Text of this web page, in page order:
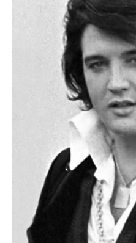
fericite ale Istoriei
Cimitirul bântuit din
Wenonah
Gest din disperare
în India
Băuturile în Bulgaria
Uimitoarea viaţă a
Teresei Neumann
Îngeri pe Marte
Îngerii salvează
oamenii de la